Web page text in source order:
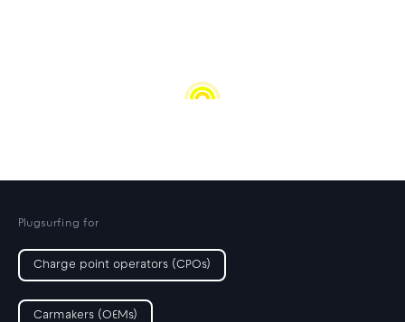
Plugsurfing for
Charge point operators (CPOs)
Carmakers (OEMs)